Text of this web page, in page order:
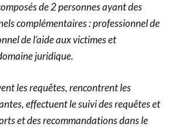
de 2 personnes ayant des
complémentaires : professionnel de
de l’aide aux victimes et
juridique.
les requêtes, rencontrent les
effectuent le suivi des requêtes et
et des recommandations dans le